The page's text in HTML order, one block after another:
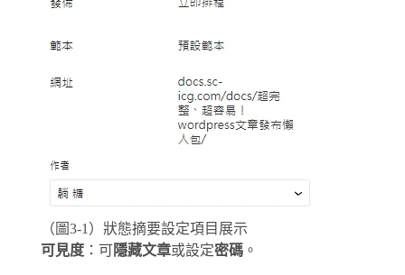
（圖3-1）狀態摘要設定項目展示
可見度 ：可隱藏文章或設定密碼 。